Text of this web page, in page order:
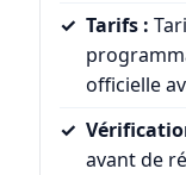
Tarifs :
officielle
avant de